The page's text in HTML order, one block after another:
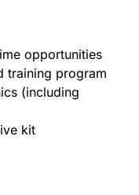
opportunities
training program
(including
kit